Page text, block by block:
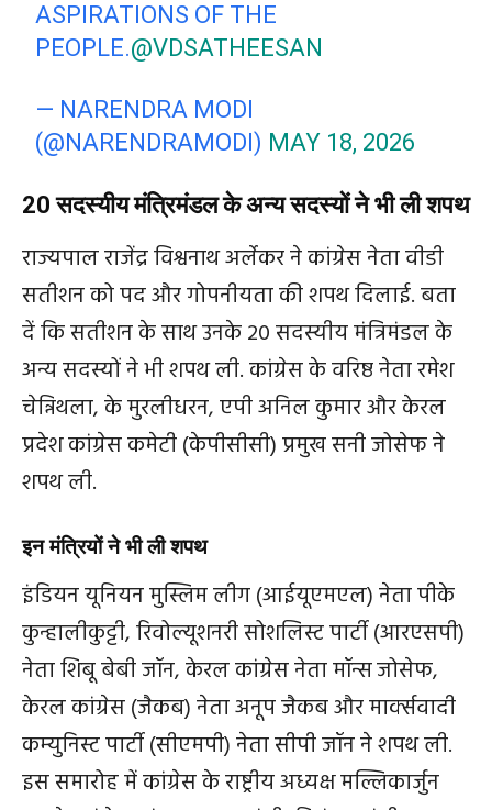
ASPIRATIONS OF THE
PEOPLE.@VDSATHEESAN
— NARENDRA MODI
(@NARENDRAMODI) MAY 18, 2026
20 सदस्यीय मंत्रिमंडल के अन्य सदस्यों ने भी ली शपथ
राज्यपाल राजेंद्र विश्वनाथ अर्लेकर ने कांग्रेस नेता वीडी
सतीशन को पद और गोपनीयता की शपथ दिलाई. बता
दें कि सतीशन के साथ उनके 20 सदस्यीय मंत्रिमंडल के
अन्य सदस्यों ने भी शपथ ली. कांग्रेस के वरिष्ठ नेता रमेश
चेन्निथला, के मुरलीधरन, एपी अनिल कुमार और केरल
प्रदेश कांग्रेस कमेटी (केपीसीसी) प्रमुख सनी जोसेफ ने
शपथ ली.
इन मंत्रियों ने भी ली शपथ
इंडियन यूनियन मुस्लिम लीग (आईयूएमएल) नेता पीके
कुन्हालीकुट्टी, रिवोल्यूशनरी सोशलिस्ट पार्टी (आरएसपी)
नेता शिबू बेबी जॉन, केरल कांग्रेस नेता मॉन्स जोसेफ,
केरल कांग्रेस (जैकब) नेता अनूप जैकब और मार्क्सवादी
कम्युनिस्ट पार्टी (सीएमपी) नेता सीपी जॉन ने शपथ ली.
इस समारोह में कांग्रेस के राष्ट्रीय अध्यक्ष मल्लिकार्जुन